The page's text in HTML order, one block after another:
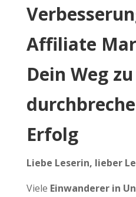
Affiliate
Dein Weg zu
Erfolg
Liebe Leserin, lieber
Viele Einwanderer in